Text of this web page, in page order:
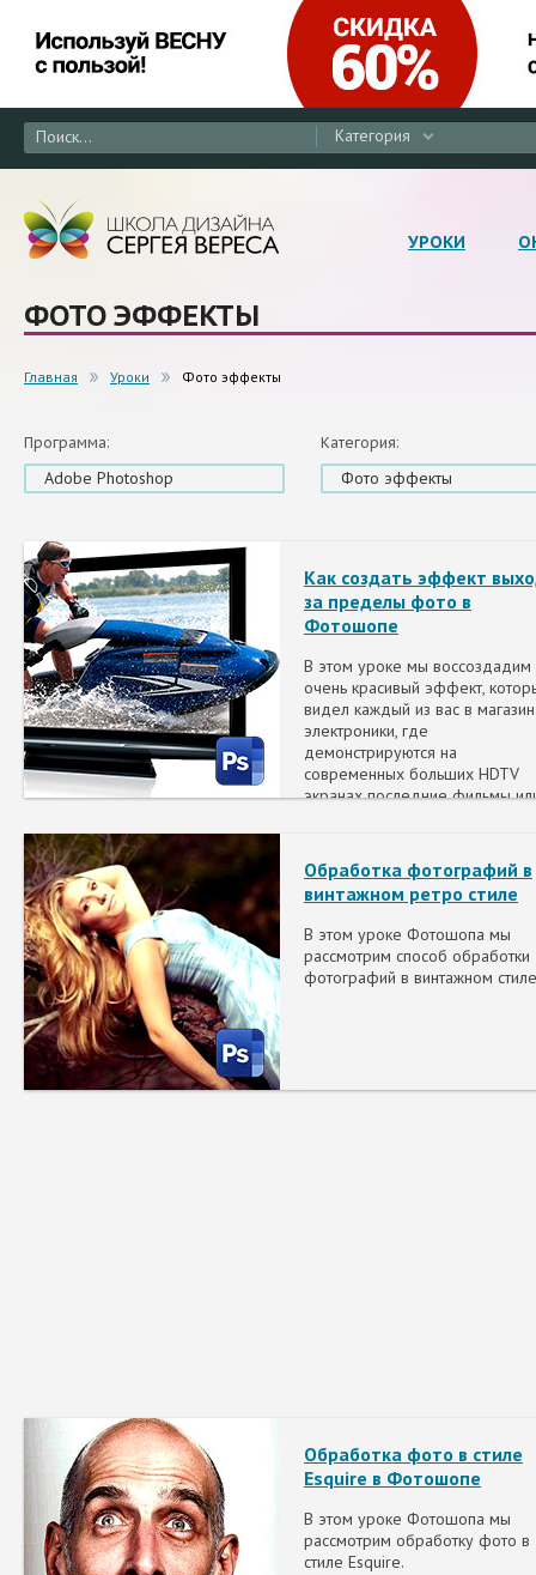
Категория
УРОКИ
ФОТО ЭФФЕКТЫ
Главная Уроки Фото эффекты
Программа:
Adobe Photoshop
Категория:
Фото эффекты
Как создать эффект
за пределы фото в
Фотошопе
В этом уроке мы воссоздадим
очень красивый эффект,
видел каждый из вас в
электроники, где
демонстрируются на
современных больших HDTV
экранах последние фильмы
бы выскакивают из экрана!
Обработка фотографий в
винтажном ретро стиле
В этом уроке Фотошопа мы
рассмотрим способ обработки
фотографий в винтажном
Обработка фото в стиле
Esquire в Фотошопе
В этом уроке Фотошопа мы
рассмотрим обработку фото в
стиле Esquire.